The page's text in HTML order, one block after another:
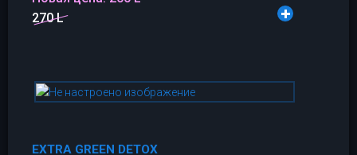
270 L
EXTRA GREEN DETOX